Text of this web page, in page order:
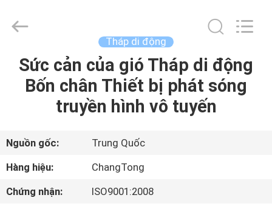
NHÀ
PHẨM
VỀ
Structure
Reserved.
Tháp di động
Sức cản của gió Tháp di động
Bốn chân Thiết bị phát sóng
truyền hình vô tuyến
Nguồn gốc:
Trung Quốc
Hàng hiệu:
ChangTong
Chứng nhận:
ISO9001:2008